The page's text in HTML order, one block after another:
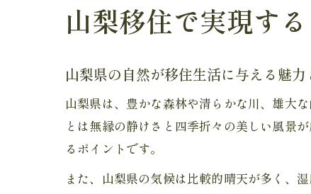
山梨移住で実現す
山梨県の自然が移住生活に与える魅力
山梨県は、豊かな森林や清らかな川、雄大
とは無縁の静けさと四季折々の美しい風景
るポイントです。
また、山梨県の気候は比較的晴天が多く、